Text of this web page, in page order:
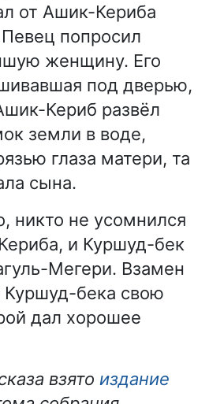
от Ашик-Кериба
попросил
женщину. Его
под дверью,
Кериб развёл
земли в воде,
глаза матери, та
сына.
никто не усомнился
и Куршуд-бек
Мегери. Взамен
Куршуд-бека свою
дал хорошее
взято издание